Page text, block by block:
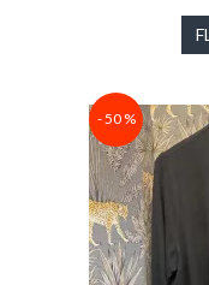
- 50 %